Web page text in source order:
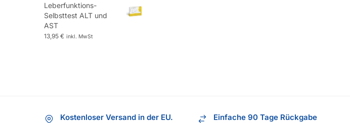
Leberfunktions-
Selbsttest ALT und
AST
13,95 € inkl. MwSt
Kostenloser Versand in der EU. Einfache 90 Tage Rückgabe